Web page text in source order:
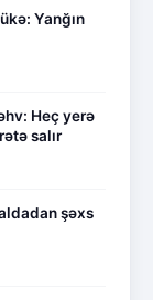
Yanğın
Heç yerə
salır
şəxs